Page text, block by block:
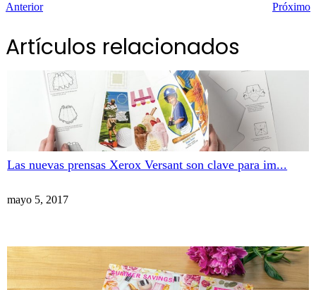
Anterior Próximo
Artículos relacionados
Las nuevas prensas Xerox Versant son clave para im...
mayo 5, 2017